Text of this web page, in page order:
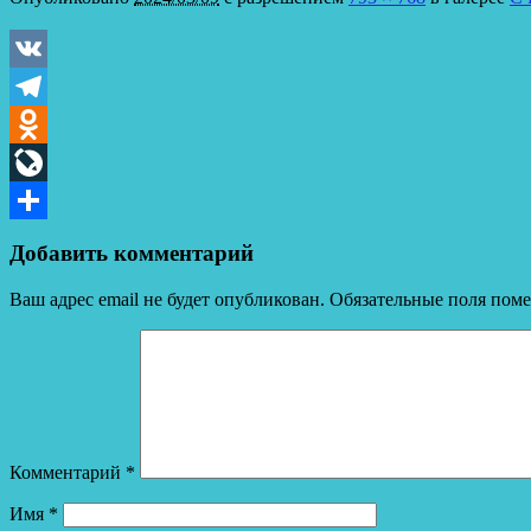
VK
Telegram
Odnoklassniki
LiveJournal
Добавить комментарий
Ваш адрес email не будет опубликован. Обязательные поля
Комментарий *
Имя *